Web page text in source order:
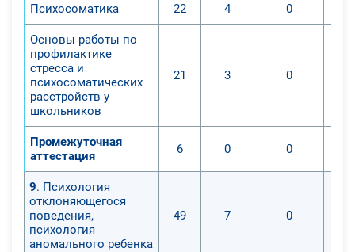
Психосоматика 22 4 0
Основы работы по
профилактике
стресса и
психосоматических
расстройств у
школьников
21 3 0
Промежуточная
аттестация
6 0 0
9. Психология
отклоняющегося
поведения,
психология
аномального ребенка
49 7 0